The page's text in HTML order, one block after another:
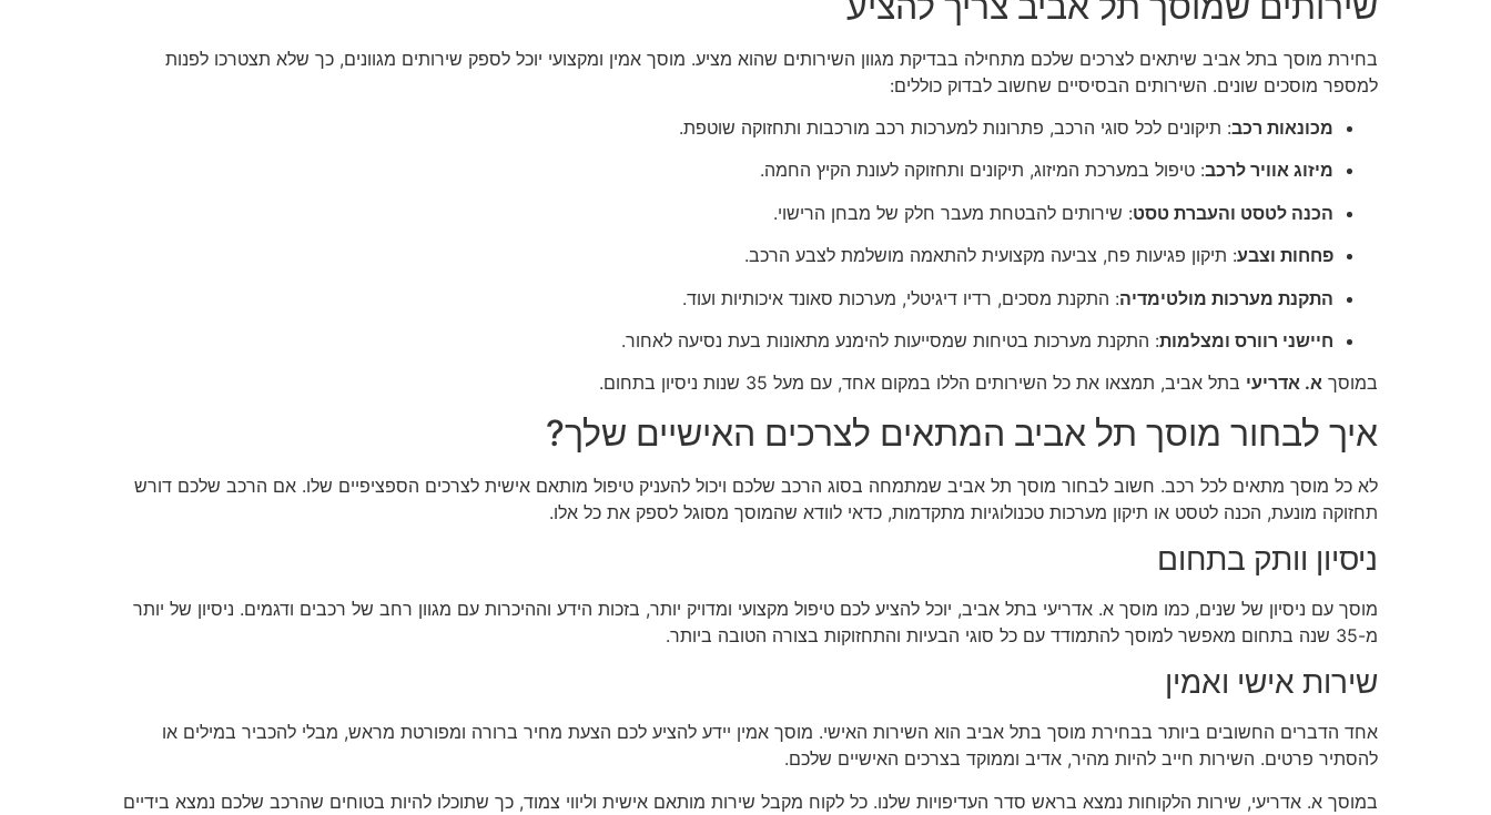
בחירת מוסך בתל אביב שיתאים לצרכים שלכם מתחילה בבדיקת מגוון השירותים שהוא מציע. מוסך אמין ומקצועי יוכל לספק שירותים מגוונים, כך שלא תצטרכו לפנות
למספר מוסכים שונים. השירותים הבסיסיים שחשוב לבדוק כוללים:
מכונאות רכב: תיקונים לכל סוגי הרכב, פתרונות למערכות רכב מורכבות ותחזוקה שוטפת.
מיזוג אוויר לרכב: טיפול במערכת המיזוג, תיקונים ותחזוקה לעונת הקיץ החמה.
הכנה לטסט והעברת טסט: שירותים להבטחת מעבר חלק של מבחן הרישוי.
פחחות וצבע: תיקון פגיעות פח, צביעה מקצועית להתאמה מושלמת לצבע הרכב.
התקנת מערכות מולטימדיה: התקנת מסכים, רדיו דיגיטלי, מערכות סאונד איכותיות ועוד.
חיישני רוורס ומצלמות: התקנת מערכות בטיחות שמסייעות להימנע מתאונות בעת נסיעה לאחור.
במוסך א. אדריעי בתל אביב, תמצאו את כל השירותים הללו במקום אחד, עם מעל 35 שנות ניסיון בתחום.
איך לבחור מוסך תל אביב המתאים לצרכים האישיים שלך?
לא כל מוסך מתאים לכל רכב. חשוב לבחור מוסך תל אביב שמתמחה בסוג הרכב שלכם ויכול להעניק טיפול מותאם אישית לצרכים הספציפיים שלו. אם הרכב שלכם דורש
תחזוקה מונעת, הכנה לטסט או תיקון מערכות טכנולוגיות מתקדמות, כדאי לוודא שהמוסך מסוגל לספק את כל אלו.
ניסיון וותק בתחום
מוסך עם ניסיון של שנים, כמו מוסך א. אדריעי בתל אביב, יוכל להציע לכם טיפול מקצועי ומדויק יותר, בזכות הידע וההיכרות עם מגוון רחב של רכבים ודגמים. ניסיון של יותר
מ-35 שנה בתחום מאפשר למוסך להתמודד עם כל סוגי הבעיות והתחזוקות בצורה הטובה ביותר.
שירות אישי ואמין
אחד הדברים החשובים ביותר בבחירת מוסך בתל אביב הוא השירות האישי. מוסך אמין יידע להציע לכם הצעת מחיר ברורה ומפורטת מראש, מבלי להכביר במילים או
להסתיר פרטים. השירות חייב להיות מהיר, אדיב וממוקד בצרכים האישיים שלכם.
במוסך א. אדריעי, שירות הלקוחות נמצא בראש סדר העדיפויות שלנו. כל לקוח מקבל שירות מותאם אישית וליווי צמוד, כך שתוכלו להיות בטוחים שהרכב שלכם נמצא בידיים